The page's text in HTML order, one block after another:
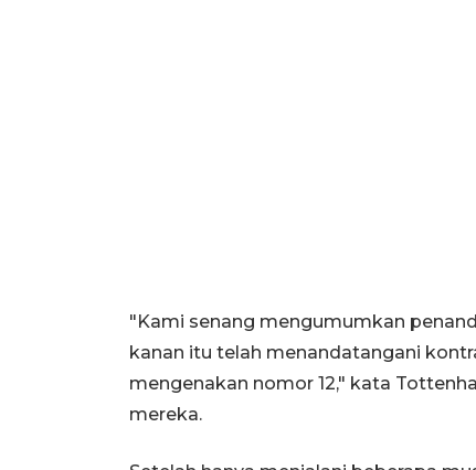
"Kami senang mengumumkan
kanan itu telah menandatangani
mengenakan nomor 12," kata
mereka.